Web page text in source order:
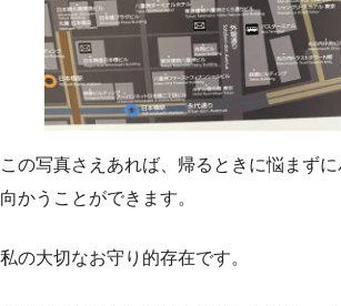
この写真さえあれば、帰るときに悩まず
向かうことができます。
私の大切なお守り的存在です。